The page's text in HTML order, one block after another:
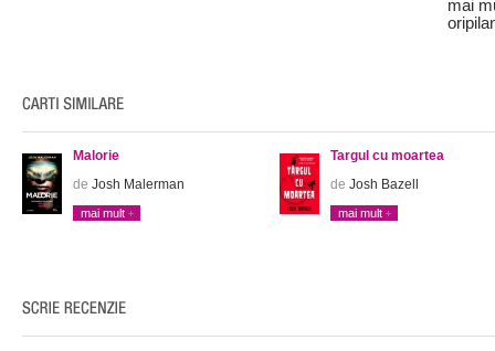
mai
Malorie
de Josh Malerman
mai mult
Targul cu moartea
de Josh Bazell
mai mult